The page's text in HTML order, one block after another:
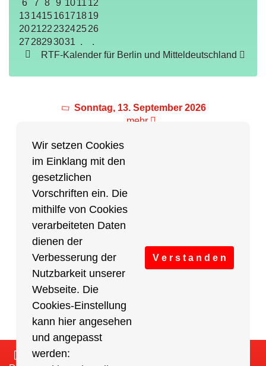
Wir setzen Cookies
im Einklang mit den
gesetzlichen
Vorschriften ein. Die
mithilfe von Cookies
verarbeiteten Daten
dienen der
Verbesserung der
Nutzbarkeit unserer
Webseite. Die
Cookies-Einstellung
kann hier angesehen
und angepasst
werden:
V e r s t a n d e n
6
7 8 9 1011 12
13141516171819
202122 23242526
27 28293031 .
.
RTF-Kalender für Berlin und Mitteldeutschland
Sonntag, 13. September 2026
mehr
Partner des Breitensports
Impressum